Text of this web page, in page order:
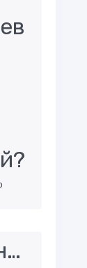
Твой комментарий..